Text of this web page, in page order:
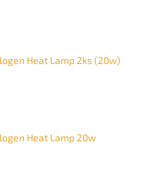
Heat Lamp 2ks (20w)
Heat Lamp 20w